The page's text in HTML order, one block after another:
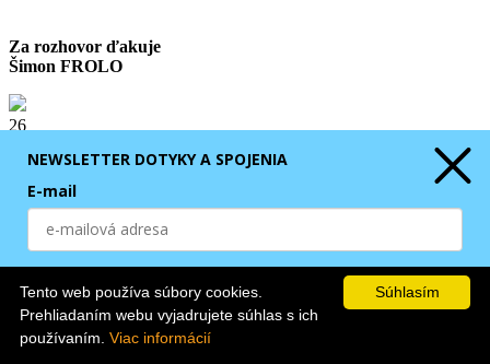
Za rozhovor ďakuje
Šimon FROLO
26
Isté témy vždy visia vo vzduchu
Nedivadelné inšpirácie v divadle, symbolický jazyk či opakovanie tém ako
prirodzený dôsledok kolektívneho uvažovania o svete. Vizuálny jazyk Laury
spojenia sa tento rok predstavila s inscenáciami Divadla Petra
Mankoveckého Amatéri aEmilyDivadla NUDE. Súhlasím
Tento web používa súbory cookies.
Prehliadaním webu vyjadrujete súhlas s ich
používaním. Viac informácií
NEWSLETTER DOTYKY A SPOJENIA
E-mail
ODOBERAŤ